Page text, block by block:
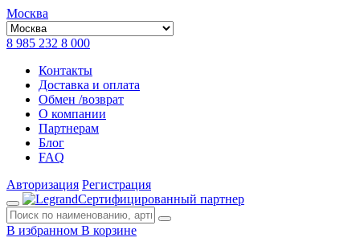
Москва
8 985 232 8 000
Контакты
Доставка и оплата
Обмен /возврат
О компании
Партнерам
Блог
FAQ
Авторизация Регистрация
Сертифицированный партнер
В избранном В корзине